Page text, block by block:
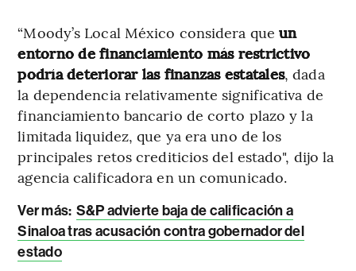
“Moody’s Local México considera que un
entorno de financiamiento más restrictivo
podría deteriorar las finanzas estatales, dada
la dependencia relativamente significativa de
financiamiento bancario de corto plazo y la
limitada liquidez, que ya era uno de los
principales retos crediticios del estado", dijo la
agencia calificadora en un comunicado.
Ver más: S&P advierte baja de calificación a
Sinaloa tras acusación contra gobernador del
estado